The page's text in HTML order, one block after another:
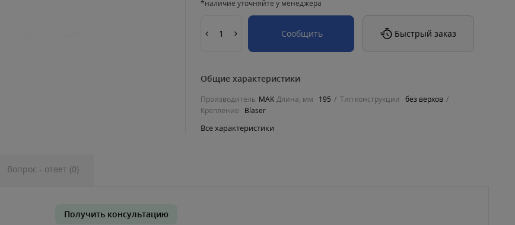
*наличие уточняйте у менеджера
Сообщить Быстрый заказ
Общие характеристики
Производитель MAK Длина, мм 195 Тип конструкции
без верхов
Крепление
Blaser
Все характеристики
Вопрос - ответ (0)
Получить консультацию